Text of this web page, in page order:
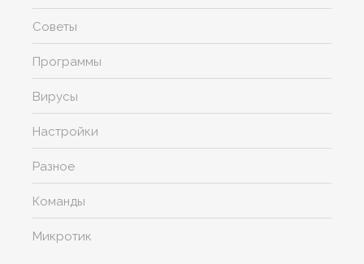
Советы
Программы
Вирусы
Настройки
Разное
Команды
Микротик